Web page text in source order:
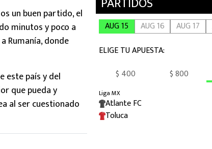
un buen partido, el
minutos y poco a
Rumanía, donde
este país y del
que pueda y
al ser cuestionado